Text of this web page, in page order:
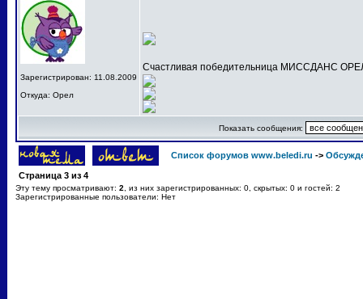
Зарегистрирован: 11.08.2009
Откуда: Орел
Счастливая победительница МИССДАНС
Показать сообщения:
Список форумов www.beledi.ru ->
Страница 3 из 4
Эту тему просматривают: 2 , из них зарегистрированных: 0, скрытых: 0 и гостей: 2
Зарегистрированные пользователи: Нет